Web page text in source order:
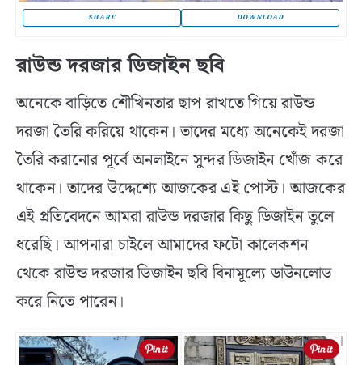
SHARE DOWNLOAD
রাউন্ড দরজার ডিজাইন ছবি
অনেকে বাড়িতে শৌখিনতার ছাপ রাখতে গিয়ে রাউন্ড
দরজা তৈরি করিয়ে থাকেন। তাদের মধ্যে অনেকেই দরজা
তৈরি করানোর পূর্বে অনলাইনে সুন্দর ডিজাইন খোঁজ করে
থাকেন। তাদের উদ্দেশ্যে আজকের এই পোস্ট। আজকের
এই প্রতিবেদনে আমরা রাউন্ড দরজার কিছু ডিজাইন তুলে
ধরেছি। আপনারা চাইলে আমাদের ফটো কালেকশন
থেকে রাউন্ড দরজার ডিজাইন ছবি বিনামূল্যে ডাউনলোড
করে নিতে পারেন।